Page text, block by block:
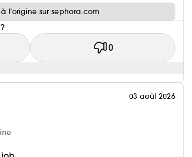
l’origine sur sephora.com
0
03 août 2026